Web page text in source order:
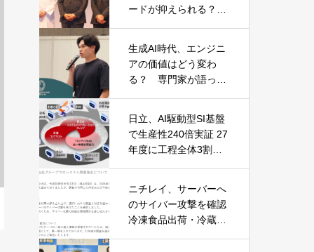
ードが抑えられる？
生成AI時代、エンジニ
アの価値はどう変わ
る？ 専門家が語った
日立、AI駆動型SI基盤
で生産性240倍実証 27
年度に工程全体3割向
ニチレイ、サーバーへ
のサイバー攻撃を確認
冷凍食品出荷・冷蔵倉